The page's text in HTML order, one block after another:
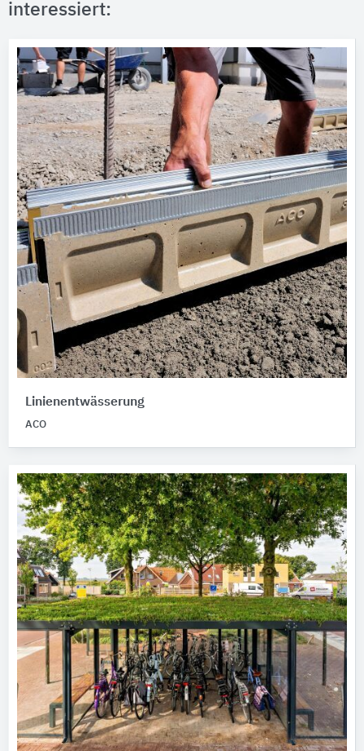
interessiert:
Linienentwässerung
ACO